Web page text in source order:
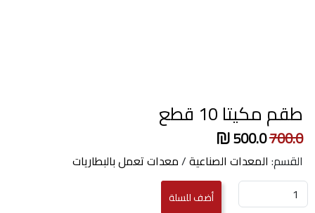
طقم مكيتا 10 قطع
700.0
500.0
القسم: المعدات الصناعية/معدات تعمل بالبطاريات